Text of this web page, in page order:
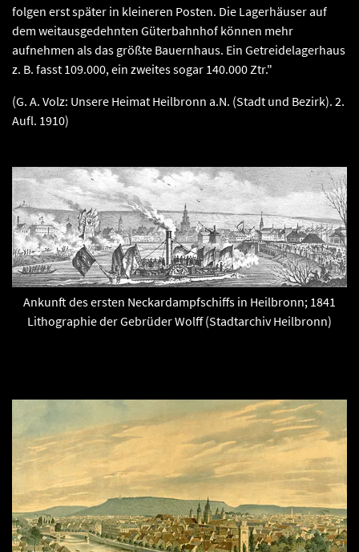
folgen erst später in kleineren Posten. Die Lagerhäuser auf
dem weitausgedehnten Güterbahnhof können mehr
aufnehmen als das größte Bauernhaus. Ein Getreidelagerhaus
z. B. fasst 109.000, ein zweites sogar 140.000 Ztr."
(G. A. Volz: Unsere Heimat Heilbronn a.N. (Stadt und Bezirk). 2.
Aufl. 1910)
Ankunft des ersten Neckardampfschiffs in Heilbronn; 1841
Lithographie der Gebrüder Wolff (Stadtarchiv Heilbronn)